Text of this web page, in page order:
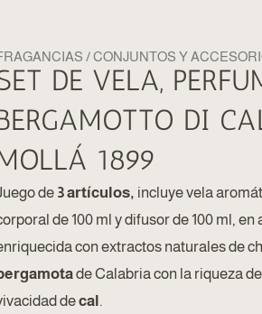
CONJUNTOS Y
DE VELA,
DI
1899
de 3 artículos, incluye vela
de 100 ml y difusor de 100 ml, en
con extractos naturales de
de Calabria con la riqueza de
decal.